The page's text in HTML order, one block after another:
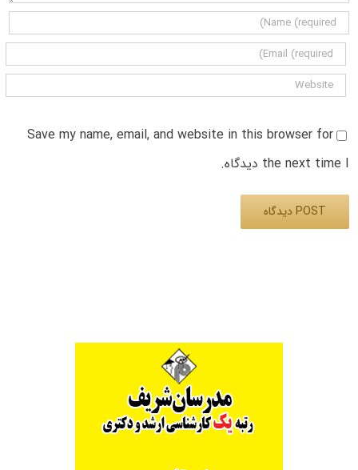
Save my name, email, and website in this browser for
the next time I دیدگاه.